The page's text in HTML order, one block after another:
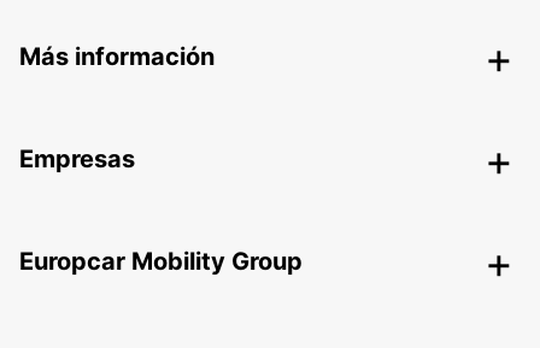
Más información
Empresas
Europcar Mobility Group